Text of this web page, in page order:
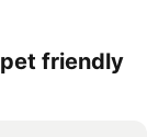
friendly